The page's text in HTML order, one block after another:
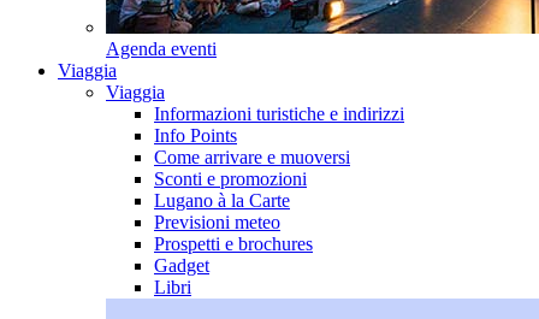
Agenda eventi
Viaggia
Viaggia
Informazioni turistiche e indirizzi
Info Points
Come arrivare e muoversi
Sconti e promozioni
Lugano à la Carte
Previsioni meteo
Prospetti e brochures
Gadget
Libri